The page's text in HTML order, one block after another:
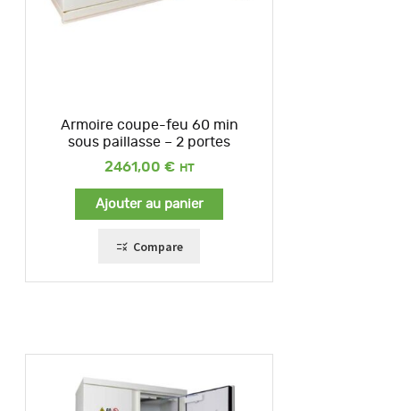
Armoire coupe-feu 60 min
sous paillasse – 2 portes
2461,00 €
Ajouter au panier
Compare